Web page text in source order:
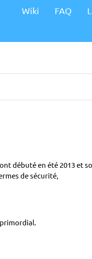
FAQ
Wiki
débuté en été 2013 et
de sécurité,